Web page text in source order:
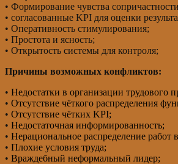
• Формирование чувства
• согласованные KPI для оценки
• Оперативность стимулирования;
• Простота и ясность;
• Открытость системы для контроля;
Причины возможных конфликтов:
• Недостатки в организации трудового
• Отсутствие чёткого распределения
• Отсутствие чётких KPI;
• Недостаточная информированность;
• Нерациональное распределение работ
• Плохие условия труда;
• Враждебный неформальный лидер;